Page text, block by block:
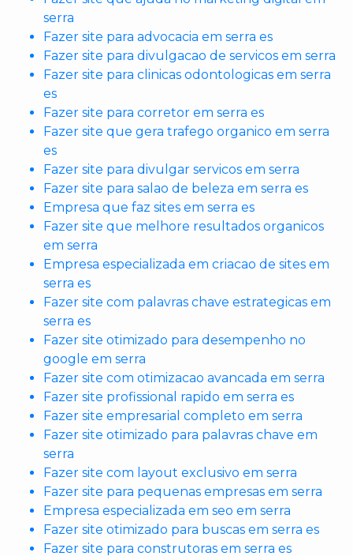
serra
Fazer site para advocacia em serra es
Fazer site para divulgacao de servicos em serra
Fazer site para clinicas odontologicas em serra
es
Fazer site para corretor em serra es
Fazer site que gera trafego organico em serra
es
Fazer site para divulgar servicos em serra
Fazer site para salao de beleza em serra es
Empresa que faz sites em serra es
Fazer site que melhore resultados organicos
em serra
Empresa especializada em criacao de sites em
serra es
Fazer site com palavras chave estrategicas em
serra es
Fazer site otimizado para desempenho no
google em serra
Fazer site com otimizacao avancada em serra
Fazer site profissional rapido em serra es
Fazer site empresarial completo em serra
Fazer site otimizado para palavras chave em
serra
Fazer site com layout exclusivo em serra
Fazer site para pequenas empresas em serra
Empresa especializada em seo em serra
Fazer site otimizado para buscas em serra es
Fazer site para construtoras em serra es